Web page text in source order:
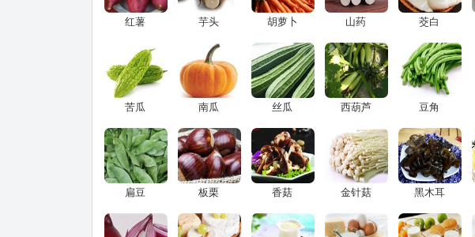
红薯 芋头 胡萝卜 山药 茭白
苦瓜 南瓜 丝瓜 西葫芦 豆角
扁豆 板栗 香菇 金针菇 黑木耳